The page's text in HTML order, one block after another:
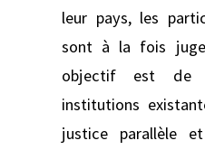
leur pays, les
sont à la fois
objectif est de
institutions
justice parallèle